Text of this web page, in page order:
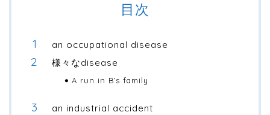
目次
an occupational disease
様々なdisease
A run in B’s family
an industrial accident